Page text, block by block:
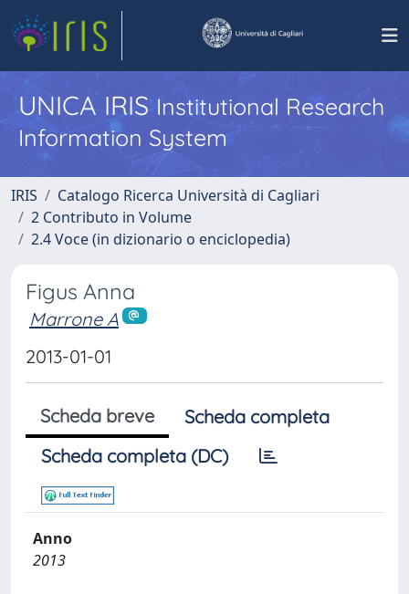
UNICA IRISInstitutional Research
Information System
IRIS
Catalogo Ricerca Università di Cagliari
2 Contributo in Volume
2.4 Voce (in dizionario o enciclopedia)
Figus Anna
Marrone A
2013-01-01
Scheda breve
Scheda completa
Scheda completa (DC)
Anno
2013